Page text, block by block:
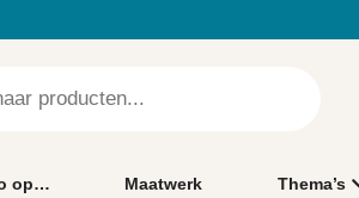
op… Maatwerk Thema’s